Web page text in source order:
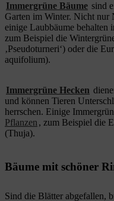
Immergrüne Bäume sind
Garten im Winter. Nicht nur
einige Laubbäume behalten
zum Beispiel die
‚Pseudoturneri‘) oder die
aquifolium).
Immergrüne Hecken
und können Tieren
herrschen. Einige
Pflanzen , zum Beispiel die
(Thuja).
Bäume mit schöner
Sind die Blätter abgefallen,